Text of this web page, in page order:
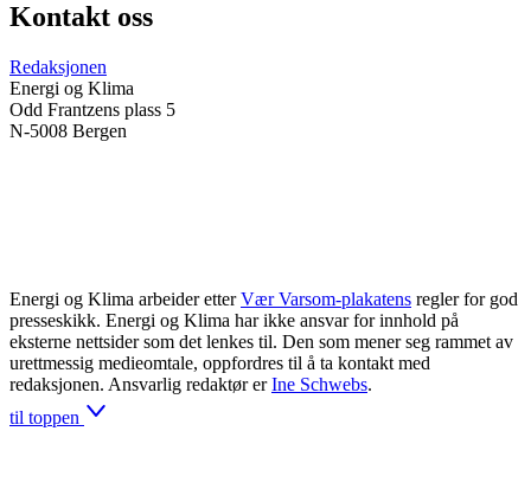
Kontakt oss
Redaksjonen
Energi og Klima
Odd Frantzens plass 5
N-5008 Bergen
Energi og Klima arbeider etter Vær Varsom-plakatens regler for god
presseskikk. Energi og Klima har ikke ansvar for innhold på
eksterne nettsider som det lenkes til. Den som mener seg rammet av
urettmessig medieomtale, oppfordres til å ta kontakt med
redaksjonen. Ansvarlig redaktør er Ine Schwebs.
til toppen